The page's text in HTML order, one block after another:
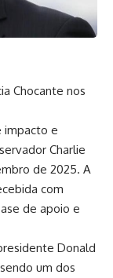
Chocante nos
impacto e
Charlie
de 2025. A
com
de apoio e
Donald
um dos